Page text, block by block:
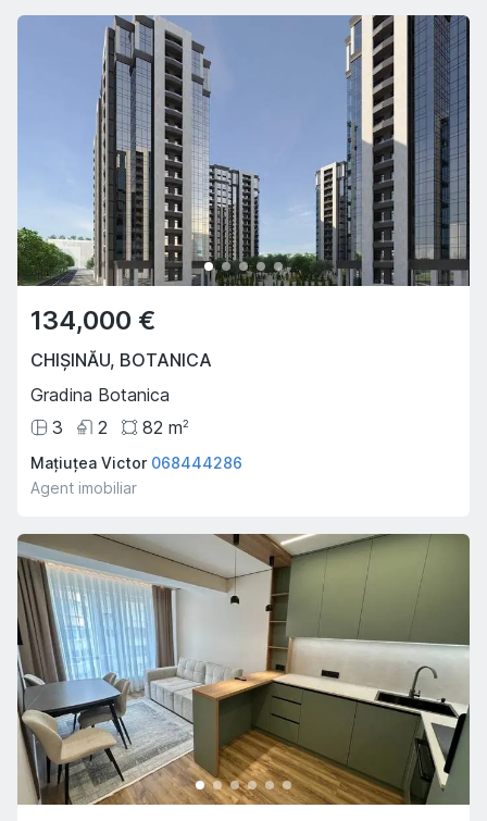
134,000 €
CHIȘINĂU, BOTANICA
Gradina Botanica
3
2 82 m2
Mațiuțea Victor 068444286
Agent imobiliar